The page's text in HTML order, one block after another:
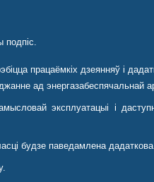
подпіс.
працаёмкіх дзеянняў і
ад энергазабеспячальнай
эксплуатацыі і
будзе паведамлена